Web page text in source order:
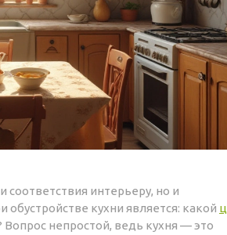
интерьеру, но и
кухни является: какой
непростой, ведь кухня — это